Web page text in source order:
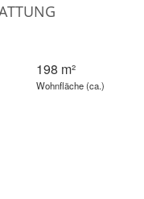
198 m²
Wohnfläche (ca.)